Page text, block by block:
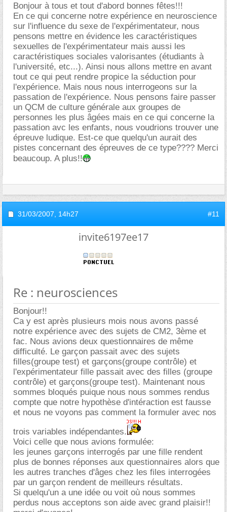
Bonjour à tous et tout d'abord bonnes fêtes!!!
En ce qui concerne notre expérience en neuroscience
sur l'influence du sexe de l'expérimentateur, nous
pensons mettre en évidence les caractéristiques
sexuelles de l'expérimentateur mais aussi les
caractéristiques sociales valorisantes (étudiants à
l'université, etc...). Ainsi nous allons mettre en avant
tout ce qui peut rendre propice la séduction pour
l'expérience. Mais nous nous interrogeons sur la
passation de l'expérience. Nous pensons faire passer
un QCM de culture générale aux groupes de
personnes les plus âgées mais en ce qui concerne la
passation avc les enfants, nous voudrions trouver une
épreuve ludique. Est-ce que quelqu'un aurait des
pistes concernant des épreuves de ce type???? Merci
beaucoup. A plus!!
31/03/2007, 14h27 #11
invite6197ee17
Re : neurosciences
Bonjour!!
Ca y est après plusieurs mois nous avons passé
notre expérience avec des sujets de CM2, 3ème et
fac. Nous avions deux questionnaires de même
difficulté. Le garçon passait avec des sujets
filles(groupe test) et garçons(groupe contrôle) et
l'expérimentateur fille passait avec des filles (groupe
contrôle) et garçons(groupe test). Maintenant nous
sommes bloqués puique nous nous sommes rendus
compte que notre hypothèse d'intéraction est fausse
et nous ne voyons pas comment la formuler avec nos
trois variables indépendantes.
Voici celle que nous avions formulée:
les jeunes garçons interrogés par une fille rendent
plus de bonnes réponses aux questionnaires alors que
les autres tranches d'âges chez les files interrogées
par un garçon rendent de meilleurs résultats.
Si quelqu'un a une idée ou voit où nous sommes
perdus nous acceptons son aide avec grand plaisir!!